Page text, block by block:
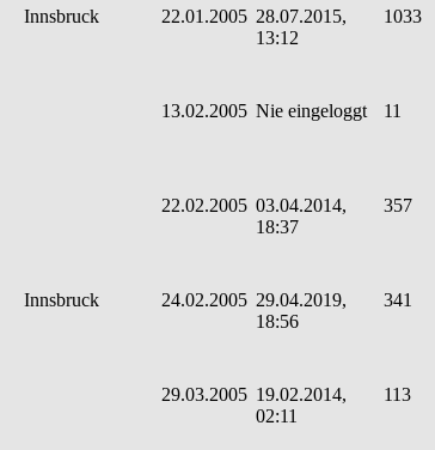
Innsbruck 22.01.2005 28.07.2015,
13:12
1033
13.02.2005 Nie eingeloggt 11
22.02.2005 03.04.2014,
18:37
357
Innsbruck 24.02.2005 29.04.2019,
18:56
341
29.03.2005 19.02.2014,
02:11
113